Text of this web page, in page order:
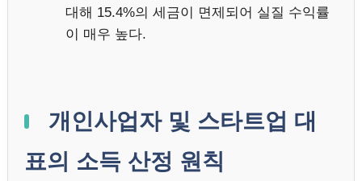
대해 15.4%의 세금이 면제되어 실질 수익률
이 매우 높다.
개인사업자 및 스타트업 대
표의 소득 산정 원칙